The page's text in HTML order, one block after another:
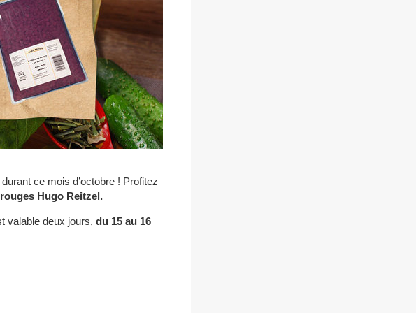
ce mois d’octobre ! Profitez
Hugo Reitzel.
valable deux jours, du 15 au 16